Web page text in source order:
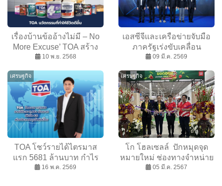
เรื่องบ้านข้ออ้างไม่มี – No
More Excuse’ TOA สร้าง
ปรากฏการณ์ครั้งใหญ่ จาก
ทะลุล้านวิว ชวนคนไทยหัน
มาดูแลบ้าน ด้วยนวัตกรรม
ครบวงจรที่จะทำให้ชีวิตดี
ขึ้น
10 พ.ย. 2568
เอสซีจีและเครือข่ายจับมือ
ภาครัฐเร่งขับเคลื่อน
อุตสาหกรรมไทย หนุน
ด้วยกัน สู่ SMART
INDUSTRY
09 มี.ค. 2569
เศรษฐกิจ
TOA โชว์รายได้ไตรมาส
แรก 5681 ล้านบาท กำไร
เติบโต 30% เดินหน้าขยาย
16 พ.ค. 2569
เศรษฐกิจ
โก โฮลเซลล์ ปักหมุดจุด
หมายใหม่ ช่องทางจำหน่าย
สินค้าโครงการหลวง รับซื้อ
05 มี.ค. 2567